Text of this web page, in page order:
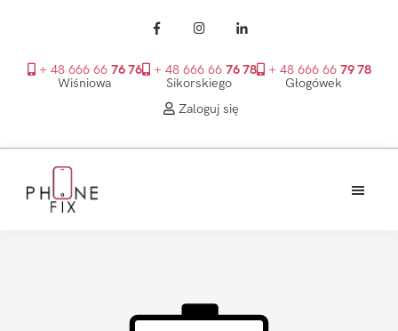
+ 48 666 66 76 76
Wiśniowa
+ 48 666 66 76 78
Sikorskiego
+ 48 666 66 79 78
Głogówek
Zaloguj się
głównego